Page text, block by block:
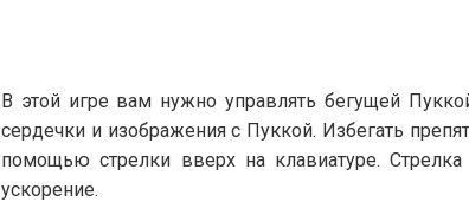
В этой игре вам нужно управлять бегущей
сердечки и изображения с Пуккой. Избегать
помощью стрелки вверх на клавиатуре.
ускорение.